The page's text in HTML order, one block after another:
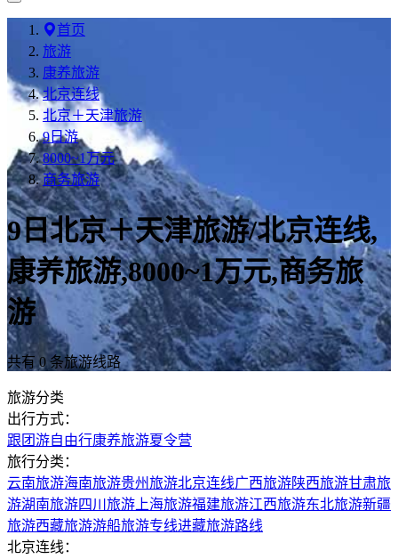
首页
旅游
康养旅游
北京连线
北京＋天津旅游
9日游
8000~1万元
商务旅游
9日北京＋天津旅游/北京连线,
康养旅游,8000~1万元,商务旅
游
共有 0 条旅游线路
旅游分类
出行方式：
跟团游自由行康养旅游夏令营
旅行分类：
云南旅游海南旅游贵州旅游北京连线广西旅游陕西旅游甘肃旅
游湖南旅游四川旅游 上海旅游福建旅游江西旅游东北旅游新疆
旅游西藏旅游游船旅游专线进藏旅游路线
北京连线：